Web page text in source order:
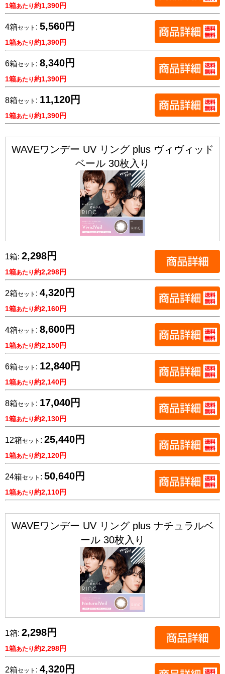
1箱あたり約1,390円
4箱セット : 5,560円
1箱あたり約1,390円
6箱セット : 8,340円
1箱あたり約1,390円
8箱セット : 11,120円
1箱あたり約1,390円
WAVEワンデー UV リング plus ヴィヴィッド
ベール 30枚入り
1箱: 2,298円
1箱あたり約2,298円
2箱セット : 4,320円
1箱あたり約2,160円
4箱セット : 8,600円
1箱あたり約2,150円
6箱セット : 12,840円
1箱あたり約2,140円
8箱セット : 17,040円
1箱あたり約2,130円
12箱セット : 25,440円
1箱あたり約2,120円
24箱セット : 50,640円
1箱あたり約2,110円
WAVEワンデー UV リング plus ナチュラルベ
ール 30枚入り
1箱: 2,298円
1箱あたり約2,298円
2箱セット : 4,320円